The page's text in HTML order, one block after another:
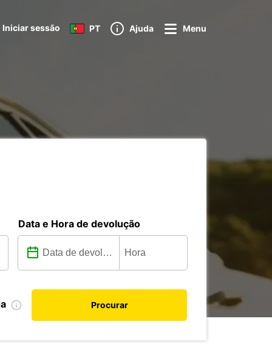
Iniciar sessão PT Ajuda Menu
Data e Hora de devolução
Procurar